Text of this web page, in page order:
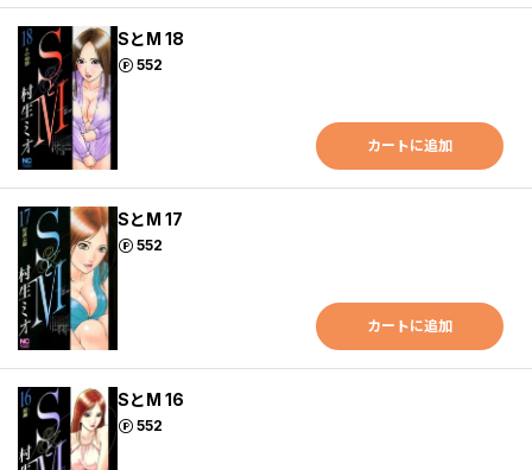
SとM 18
552
ポイント
カートに追加
SとM 17
552
ポイント
カートに追加
SとM 16
552
ポイント